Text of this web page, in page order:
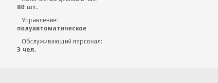
80 шт.
Управление:
полуавтоматическое
Обслуживающий персонал:
3 чел.